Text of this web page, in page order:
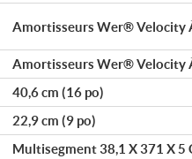
Amortisseurs Wer® Velocity
Amortisseurs Wer® Velocity
40,6 cm (16 po)
22,9 cm (9 po)
Multisegment 38,1 X 371 X 5